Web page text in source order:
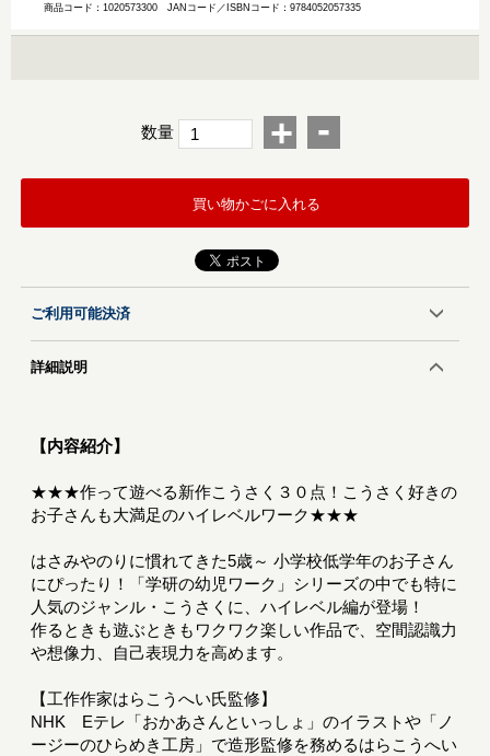
商品コード：1020573300JANコード／ISBNコード：9784052057335
数量 + -
買い物かごに入れる
ご利用可能決済
詳細説明
【内容紹介】
★★★作って遊べる新作こうさく３０点！こうさく好きの
お子さんも大満足のハイレベルワーク★★★
はさみやのりに慣れてきた5歳～ 小学校低学年のお子さん
にぴったり！「学研の幼児ワーク」シリーズの中でも特に
人気のジャンル・こうさくに、ハイレベル編が登場！
作るときも遊ぶときもワクワク楽しい作品で、空間認識力
や想像力、自己表現力を高めます。
【工作作家はらこうへい氏監修】
NHK Eテレ「おかあさんといっしょ」のイラストや「ノ
ージーのひらめき工房」で造形監修を務めるはらこうへい